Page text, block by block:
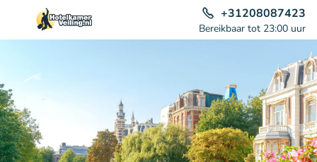
+31208087423
Bereikbaar tot 23:00 uur